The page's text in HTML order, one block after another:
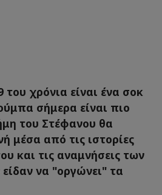
χρόνια είναι ένα σοκ
σήμερα είναι πιο
του Στέφανου θα
μέσα από τις ιστορίες
και τις αναμνήσεις των
να "οργώνει" τα